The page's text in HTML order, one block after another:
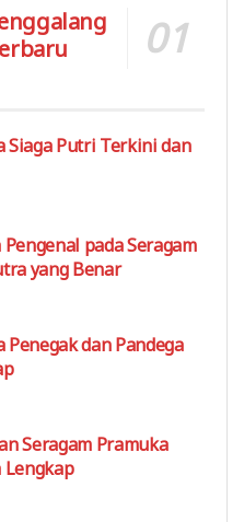
Siaga Putri Terkini dan
pada Seragam
yang Benar
Penegak dan Pandega
Seragam Pramuka
Lengkap